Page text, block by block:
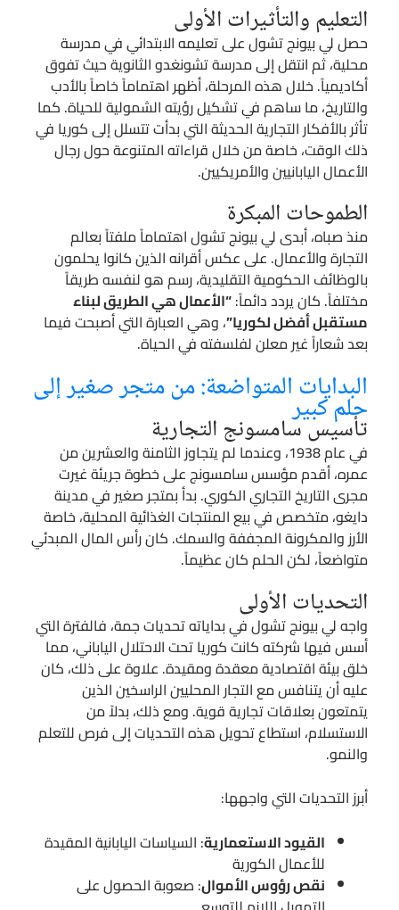
التعليم والتأثيرات الأولى
حصل لي بيونج تشول على تعليمه الابتدائي في مدرسة
محلية، ثم انتقل إلى مدرسة تشونغدو الثانوية حيث تفوق
أكاديمياً. خلال هذه المرحلة، أظهر اهتماماً خاصاً بالأدب
والتاريخ، ما ساهم في تشكيل رؤيته الشمولية للحياة. كما
تأثر بالأفكار التجارية الحديثة التي بدأت تتسلل إلى كوريا في
ذلك الوقت، خاصة من خلال قراءاته المتنوعة حول رجال
الأعمال اليابانيين والأمريكيين.
الطموحات المبكرة
منذ صباه، أبدى لي بيونج تشول اهتماماً ملفتاً بعالم
التجارة والأعمال. على عكس أقرانه الذين كانوا يحلمون
بالوظائف الحكومية التقليدية، رسم هو لنفسه طريقاً
مختلفاً. كان يردد دائماً:“الأعمال هي الطريق لبناء
مستقبل أفضل لكوريا”، وهي العبارة التي أصبحت فيما
بعد شعاراً غير معلن لفلسفته في الحياة.
البدايات المتواضعة: من متجر صغير إلى
حلم كبير
تأسيس سامسونج التجارية
في عام 1938، وعندما لم يتجاوز الثامنة والعشرين من
عمره، أقدم مؤسس سامسونج على خطوة جريئة غيرت
مجرى التاريخ التجاري الكوري. بدأ بمتجر صغير في مدينة
دايغو، متخصص في بيع المنتجات الغذائية المحلية، خاصة
الأرز والمكرونة المجففة والسمك. كان رأس المال المبدئي
متواضعاً، لكن الحلم كان عظيماً.
التحديات الأولى
واجه لي بيونج تشول في بداياته تحديات جمة، فالفترة التي
أسس فيها شركته كانت كوريا تحت الاحتلال الياباني، مما
خلق بيئة اقتصادية معقدة ومقيدة. علاوة على ذلك، كان
عليه أن يتنافس مع التجار المحليين الراسخين الذين
يتمتعون بعلاقات تجارية قوية. ومع ذلك، بدلاً من
الاستسلام، استطاع تحويل هذه التحديات إلى فرص للتعلم
والنمو.
أبرز التحديات التي واجهها:
القيود الاستعمارية: السياسات اليابانية المقيدة
للأعمال الكورية
نقص رؤوس الأموال: صعوبة الحصول على